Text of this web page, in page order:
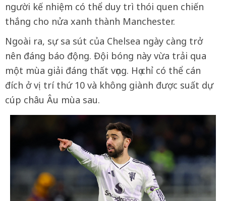
người kế nhiệm có thể duy trì thói quen chiến
thắng cho nửa xanh thành Manchester.
Ngoài ra, sự sa sút của Chelsea ngày càng trở
nên đáng báo động. Đội bóng này vừa trải qua
một mùa giải đáng thất vọng. Họ chỉ có thể cán
đích ở vị trí thứ 10 và không giành được suất dự
cúp châu Âu mùa sau.